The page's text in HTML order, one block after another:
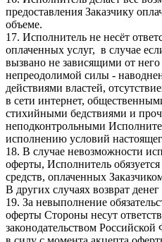
предоставления Заказчику
объеме.
17. Исполнитель не несёт
оплаченных услуг, в случае
вызвано не зависящими от него
непреодолимой силы -
действиями властей,
в сети интернет,
стихийными бедствиями и
неподконтрольными
исполнению условий
18. В случае невозможности
оферты, Исполнитель
средств, оплаченных
В других случаях возврат
19. За невыполнение
оферты Стороны несут
законодательством